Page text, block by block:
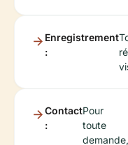
Enregistrement
:
Contact
:
Pour
toute
demande,